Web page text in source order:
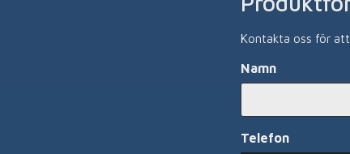
Kontakta oss för
Namn
Telefon